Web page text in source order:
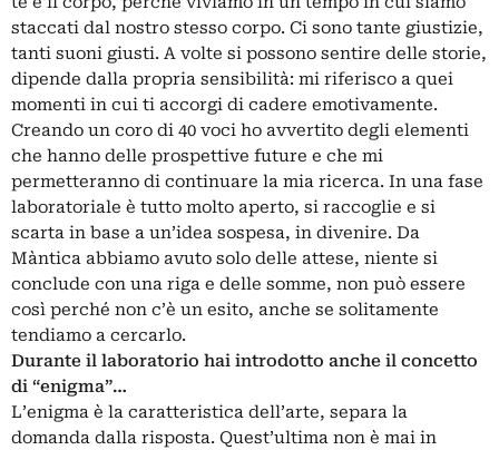
staccati dal nostro stesso corpo. Ci sono tante giustizie,
tanti suoni giusti. A volte si possono sentire delle storie,
dipende dalla propria sensibilità: mi riferisco a quei
momenti in cui ti accorgi di cadere emotivamente.
Creando un coro di 40 voci ho avvertito degli elementi
che hanno delle prospettive future e che mi
permetteranno di continuare la mia ricerca. In una fase
laboratoriale è tutto molto aperto, si raccoglie e si
scarta in base a un’idea sospesa, in divenire. Da
Màntica abbiamo avuto solo delle attese, niente si
conclude con una riga e delle somme, non può essere
così perché non c’è un esito, anche se solitamente
tendiamo a cercarlo.
Durante il laboratorio hai introdotto anche il concetto
di “enigma”…
L’enigma è la caratteristica dell’arte, separa la
domanda dalla risposta. Quest’ultima non è mai in